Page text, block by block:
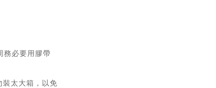
務必要用膠帶
太大箱，以免